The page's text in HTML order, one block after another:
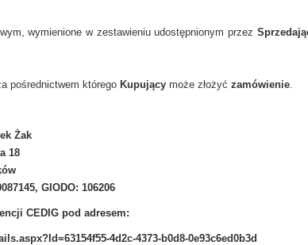
wymienione w zestawieniu udostępnionym przez
pośrednictwem którego Kupujący może złożyćzamówienie.
Żak
18
GIODO: 106206
CEDIG pod adresem:
4d2c-4373-b0d8-0e93c6ed0b3d